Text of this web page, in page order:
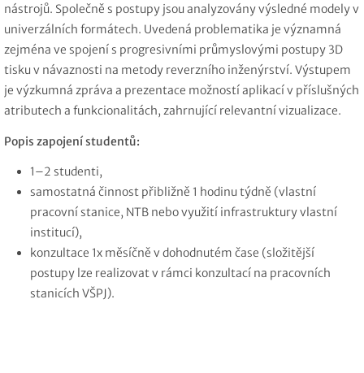
nástrojů. Společně s postupy jsou analyzovány výsledné modely v
univerzálních formátech. Uvedená problematika je významná
zejména ve spojení s progresivními průmyslovými postupy 3D
tisku v návaznosti na metody reverzního inženýrství. Výstupem
je výzkumná zpráva a prezentace možností aplikací v příslušných
atributech a funkcionalitách, zahrnující relevantní vizualizace.
Popis zapojení studentů:
1–2 studenti,
samostatná činnost přibližně 1 hodinu týdně (vlastní
pracovní stanice, NTB nebo využití infrastruktury vlastní
institucí),
konzultace 1x měsíčně v dohodnutém čase (složitější
postupy lze realizovat v rámci konzultací na pracovních
stanicích VŠPJ).